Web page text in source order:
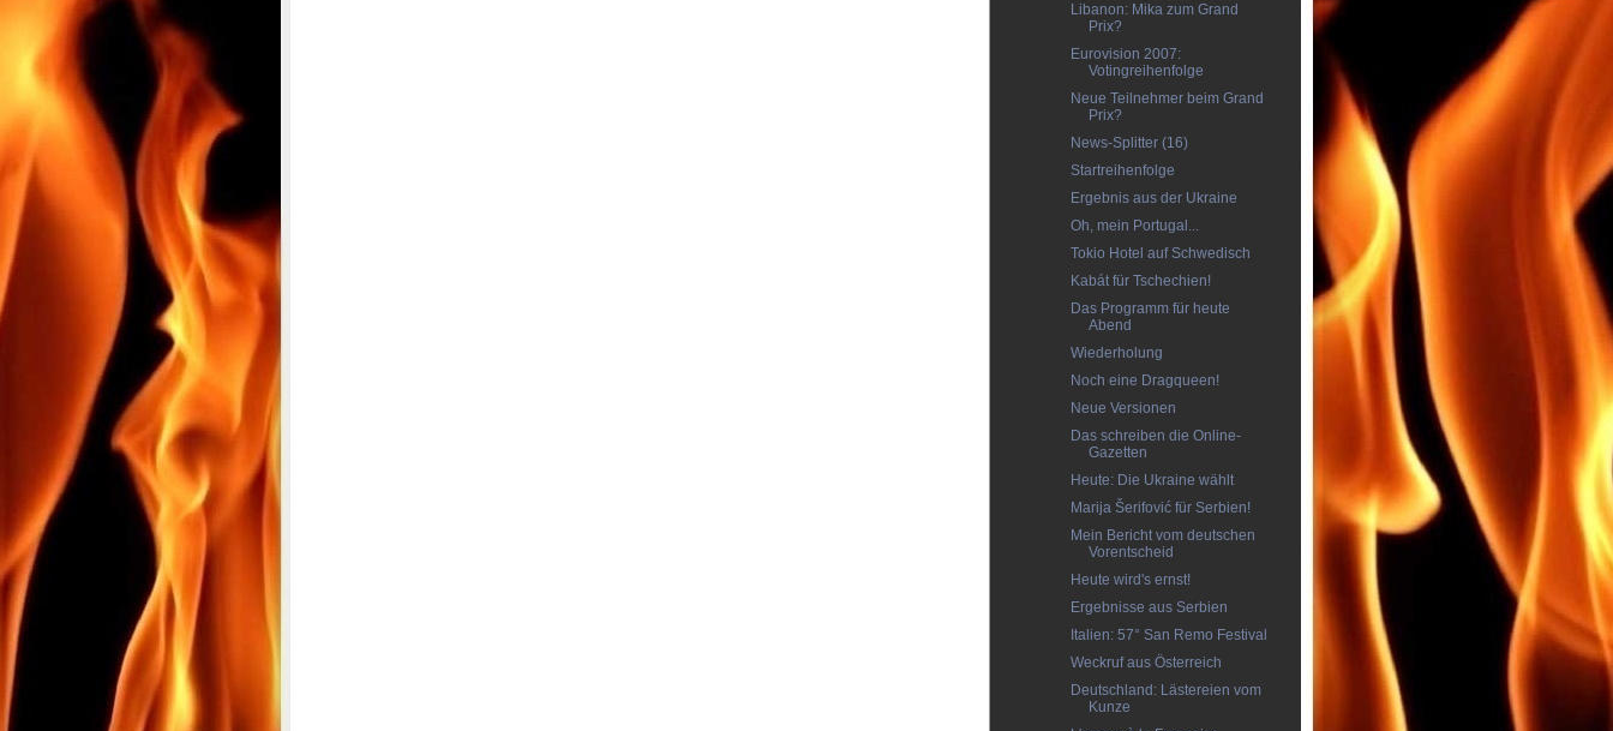
Libanon: Mika zum Grand
Prix?
Eurovision 2007:
Votingreihenfolge
Neue Teilnehmer beim Grand
Prix?
News-Splitter (16)
Startreihenfolge
Ergebnis aus der Ukraine
Oh, mein Portugal...
Tokio Hotel auf Schwedisch
Kabát für Tschechien!
Das Programm für heute
Abend
Wiederholung
Noch eine Dragqueen!
Neue Versionen
Das schreiben die Online-
Gazetten
Heute: Die Ukraine wählt
Marija Šerifović für Serbien!
Mein Bericht vom deutschen
Vorentscheid
Heute wird's ernst!
Ergebnisse aus Serbien
Italien: 57° San Remo Festival
Weckruf aus Österreich
Deutschland: Lästereien vom
Kunze